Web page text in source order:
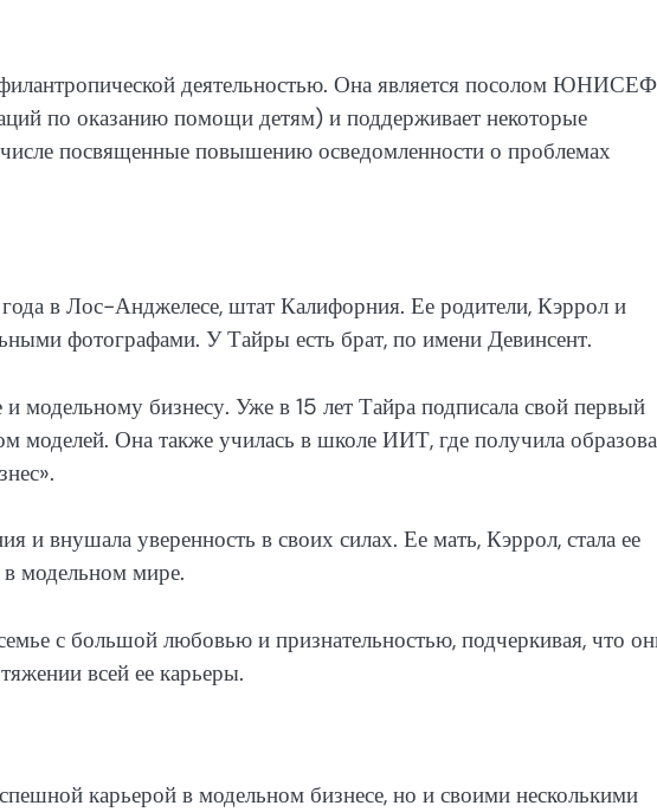
филантропической деятельностью. Она является посолом ЮНИСЕФ
по оказанию помощи детям) и поддерживает некоторые
посвященные повышению осведомленности о проблемах
в Лос-Анджелесе, штат Калифорния. Ее родители, Кэррол и
фотографами. У Тайры есть брат, по имени Девинсент.
и модельному бизнесу. Уже в 15 лет Тайра подписала свой первый
моделей. Она также училась в школе ИИТ, где получила
и внушала уверенность в своих силах. Ее мать, Кэррол, стала ее
в модельном мире.
с большой любовью и признательностью, подчеркивая, что
всей ее карьеры.
карьерой в модельном бизнесе, но и своими несколькими